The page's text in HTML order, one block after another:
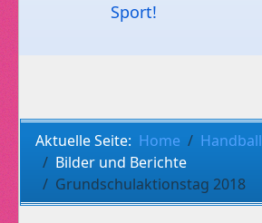
Sport!
Aktuelle Seite: Home
Handball
Bilder und Berichte
Grundschulaktionstag 2018